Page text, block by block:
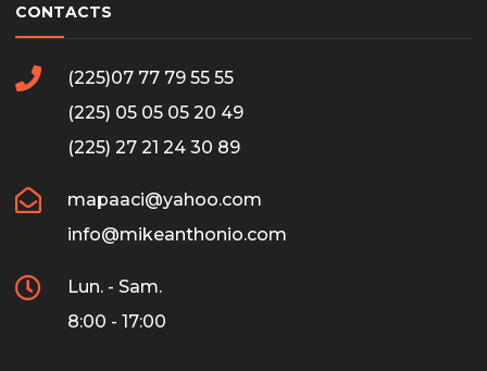
CONTACTS
(225)07 77 79 55 55
(225) 05 05 05 20 49
(225) 27 21 24 30 89
mapaaci@yahoo.com
info@mikeanthonio.com
Lun. - Sam.
8:00 - 17:00